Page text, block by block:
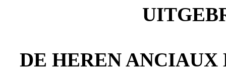
DE HERENANCIAUX